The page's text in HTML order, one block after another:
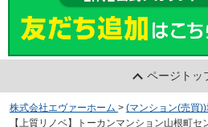
ページトッ
株式会社エヴァーホーム > (マンション(売買
【上質リノベ】トーカンマンション山根町セ